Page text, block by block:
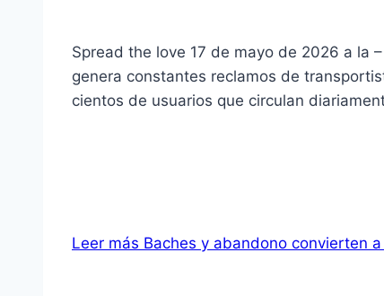
Spread the love 17 de mayo de 2026 a la
genera constantes reclamos de
cientos de usuarios que circulan
Leer más Baches y abandono convierten